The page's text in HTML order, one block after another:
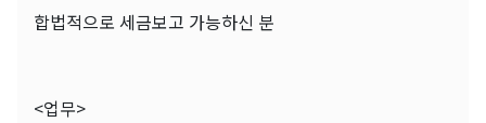
합법적으로 세금보고 가능하신 분
<업무>